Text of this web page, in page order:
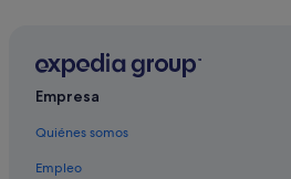
Empresa
Quiénes somos
Empleo